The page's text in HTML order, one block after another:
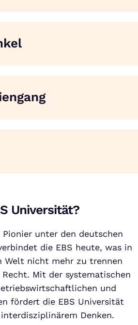
Universität?
Pionier unter den deutschen
die EBS heute, was in
Welt nicht mehr zu trennen
Mit der systematischen
und
fördert die EBS Universität
Denken.